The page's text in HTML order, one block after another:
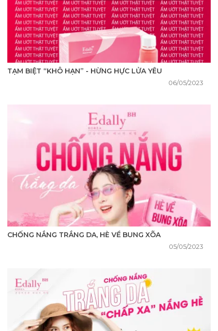
TẠM BIỆT “KHÔ HẠN” - HỪNG HỰC LỬA YÊU
06/05/2023
CHỐNG NẮNG TRẮNG DA, HÈ VỀ BUNG XÕA
05/05/2023